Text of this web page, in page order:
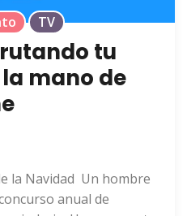
TV
tu
mano de
la Navidad Un hombre
anual de